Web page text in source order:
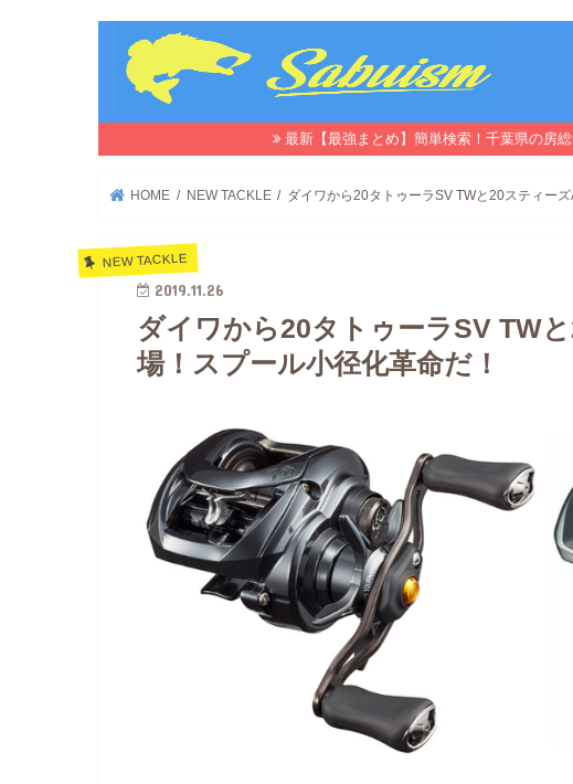
最新【最強まとめ】簡単検索！千葉県の房
HOME NEW TACKLE ダイワから20タトゥーラSV TWと20スティー
NEW TACKLE
2019.11.26
ダイワから20タトゥーラSV TW
場！スプール小径化革命だ！